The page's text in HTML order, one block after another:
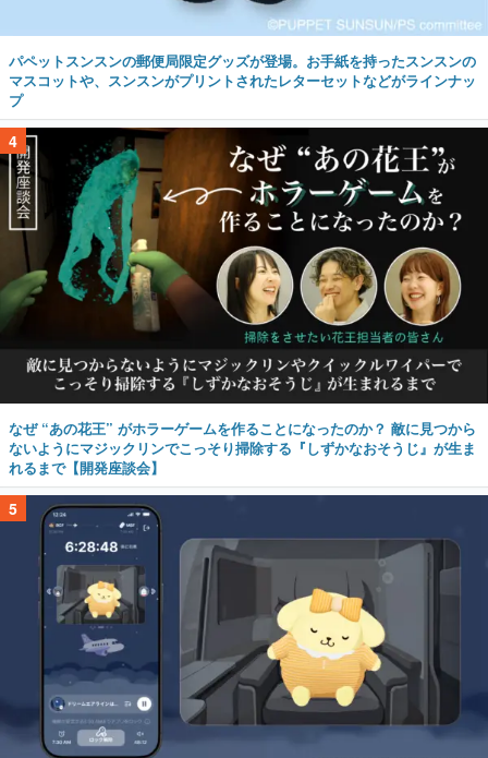
パペットスンスンの郵便局限定グッズが登場。お手紙を持ったスンスンの
マスコットや、スンスンがプリントされたレターセットなどがラインナッ
プ
4
なぜ “あの花王” がホラーゲームを作ることになったのか？ 敵に見つから
ないようにマジックリンでこっそり掃除する『しずかなおそうじ』が生ま
れるまで【開発座談会】
5